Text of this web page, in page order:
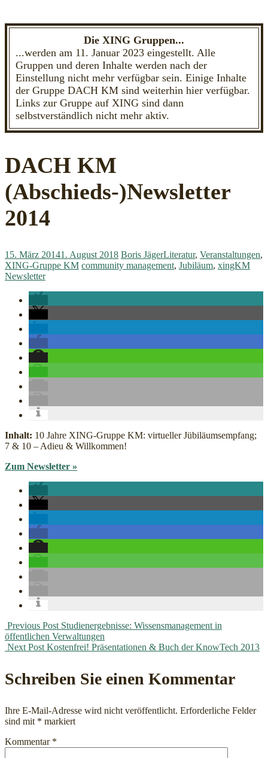
Die XING Gruppen...
...werden am 11. Januar 2023 eingestellt. Alle
Gruppen und deren Inhalte werden nach der
Einstellung nicht mehr verfügbar sein. Einige Inhalte
der Gruppe DACH KM sind weiterhin hier verfügbar.
Links zur Gruppe auf XING sind dann
selbstverständlich nicht mehr aktiv.
DACH KM
(Abschieds-)Newsletter
2014
15. März 20141. August 2018 Boris JägerLiteratur, Veranstaltungen,
XING-Gruppe KM community management, Jubiläum, xingKM
Newsletter
Inhalt: 10 Jahre XING-Gruppe KM: virtueller Jübiläumsempfang;
7 & 10 – Adieu & Willkommen!
Zum Newsletter »
Post
navigation
Previous Post Studienergebnisse: Wissensmanagement in
öffentlichen Verwaltungen
Next Post Kostenfrei! Präsentationen & Buch der KnowTech 2013
Schreiben Sie einen Kommentar
Ihre E-Mail-Adresse wird nicht veröffentlicht. Erforderliche Felder
sind mit * markiert
Kommentar *